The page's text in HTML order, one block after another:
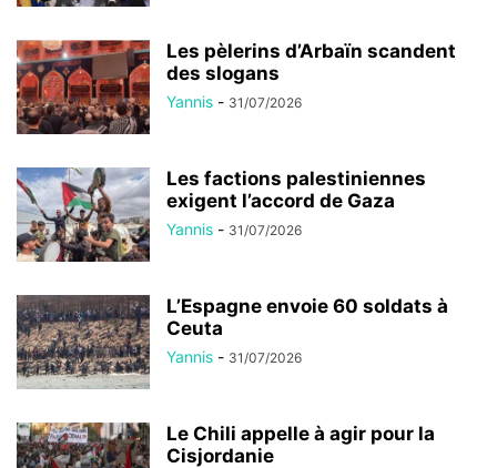
Les pèlerins d’Arbaïn scandent
des slogans
Yannis - 31/07/2026
Les factions palestiniennes
exigent l’accord de Gaza
Yannis - 31/07/2026
L’Espagne envoie 60 soldats à
Ceuta
Yannis - 31/07/2026
Le Chili appelle à agir pour la
Cisjordanie